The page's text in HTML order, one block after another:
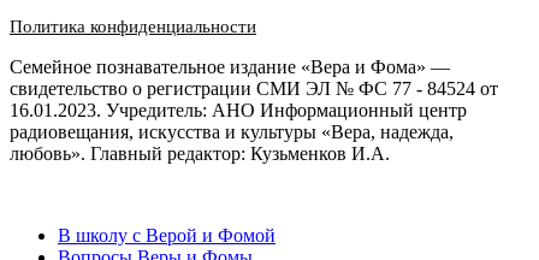
Политика конфиденциальности
Семейное познавательное издание «Вера и Фома» —
свидетельство о регистрации СМИ ЭЛ № ФС 77 - 84524 от
16.01.2023. Учредитель: АНО Информационный центр
радиовещания, искусства и культуры «Вера, надежда,
любовь». Главный редактор: Кузьменков И.А.
В школу с Верой и Фомой